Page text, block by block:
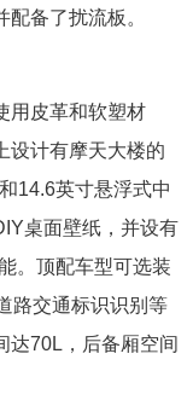
备了扰流板。
用皮革和软塑材
设计有摩天大楼的
14.6英寸悬浮式中
桌面壁纸，并设有
。顶配车型可选装
路交通标识识别等
达70L，后备厢空间